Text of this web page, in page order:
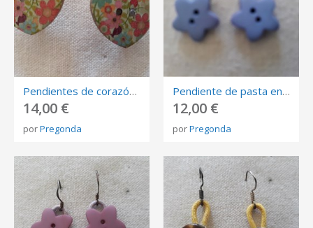
Pendientes de corazón en madera pintada con flores de diferentes tonos. Cierre de presión.
14,00 €
porPregonda
Pendiente de pasta en forma de estrella de color azul. Cierre de gancho de plata de ley.
12,00 €
porPregonda